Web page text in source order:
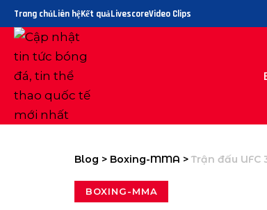
Trang chủLiên hệKết quảLivescoreVideo Clips
Blog > Boxing-MMA > Trận đấu
BOXING-MMA